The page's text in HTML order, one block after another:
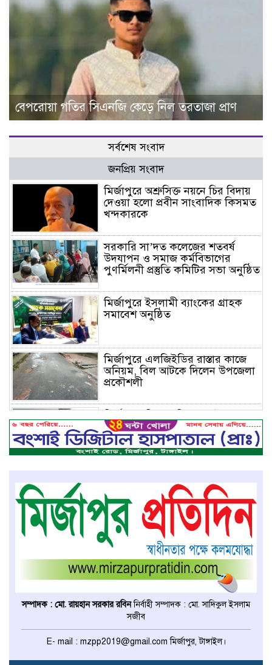
বেপরোয়া গতির সিএনজি কেড়ে নিল তরতাজা প্রাণ
সর্বশেষ সংবাদ
জনপ্রিয় সংবাদ
মির্জাপুরে অশ্রুসিক্ত নয়নে চির বিদায়
দেওয়া হলো প্রবীন সাংবাদিক কিসমত
খন্দকারকে
সরকারি সা’দত কলেজের শতবর্ষ
উদযাপন ও সমাজ কর্মবিভাগের
পুণর্মিলনী প্রস্তুতি কমিটির সভা অনুষ্ঠিত
মির্জাপুরে ইসলামী ব্যাংকের গ্রাহক
সমাবেশ অনুষ্ঠিত
মির্জাপুরে এলজিইডির রাস্তার কাজে
অনিয়ম, বিল আটকে দিলেন উপজেলা
প্রকৌশলী
দুয়ারি জাল ধ্বংস
মির্জাপুরে বহুরিয়া সরকারি প্রাথমিক
বিদ্যালয়ের ম্যানেজিং কমিটি গঠন
মির্জাপুরে ধান ভিজে যাওয়াকে কেন্দ্র
করে ছোট ভাইয়ের হামলায় বড় ভাই
নিহত
ঢাকা মেডিকেল কলেজের মেডিসিন
বিভাগের অধ্যাপকের দায়িত্ব পেলেন
সম্পাদক : মো. রায়হান সরকার রবিননির্বাহী সম্পাদক : মো. সাদিকুল ইসলাম
সজীব
E- mail : mzpp2019@gmail.com মির্জাপুর, টাঙ্গাইল।